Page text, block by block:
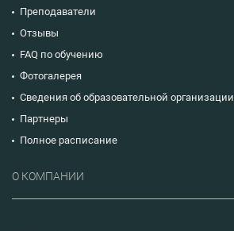
Преподаватели
Отзывы
FAQ по обучению
Фотогалерея
Сведения об образовательной организации
Партнеры
Полное расписание
О КОМПАНИИ